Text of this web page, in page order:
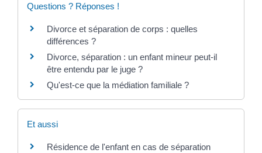
Questions ? Réponses !
Divorce et séparation de corps : quelles
différences ?
Divorce, séparation : un enfant mineur peut-il
être entendu par le juge ?
Qu'est-ce que la médiation familiale ?
Et aussi
Résidence de l'enfant en cas de séparation